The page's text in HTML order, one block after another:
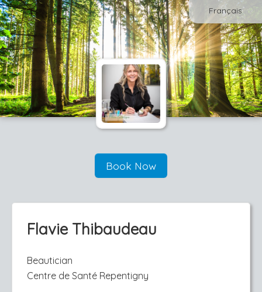
Français
Book Now
Flavie Thibaudeau
Beautician
Centre de Santé Repentigny